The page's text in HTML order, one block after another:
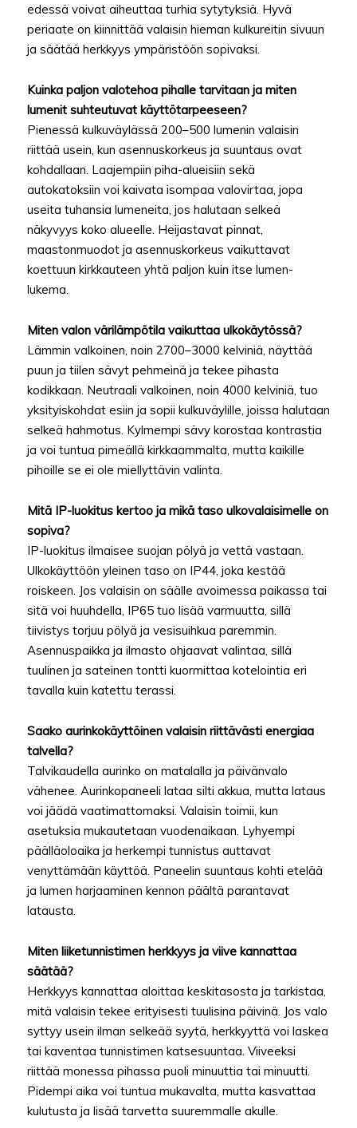
edessä voivat aiheuttaa turhia sytytyksiä. Hyvä
periaate on kiinnittää valaisin hieman kulkureitin sivuun
ja säätää herkkyys ympäristöön sopivaksi.
Kuinka paljon valotehoa pihalle tarvitaan ja miten
lumenit suhteutuvat käyttötarpeeseen?
Pienessä kulkuväylässä 200–500 lumenin valaisin
riittää usein, kun asennuskorkeus ja suuntaus ovat
kohdallaan. Laajempiin piha-alueisiin sekä
autokatoksiin voi kaivata isompaa valovirtaa, jopa
useita tuhansia lumeneita, jos halutaan selkeä
näkyvyys koko alueelle. Heijastavat pinnat,
maastonmuodot ja asennuskorkeus vaikuttavat
koettuun kirkkauteen yhtä paljon kuin itse lumen-
lukema.
Miten valon värilämpötila vaikuttaa ulkokäytössä?
Lämmin valkoinen, noin 2700–3000 kelviniä, näyttää
puun ja tiilen sävyt pehmeinä ja tekee pihasta
kodikkaan. Neutraali valkoinen, noin 4000 kelviniä, tuo
yksityiskohdat esiin ja sopii kulkuväylille, joissa halutaan
selkeä hahmotus. Kylmempi sävy korostaa kontrastia
ja voi tuntua pimeällä kirkkaammalta, mutta kaikille
pihoille se ei ole miellyttävin valinta.
Mitä IP-luokitus kertoo ja mikä taso ulkovalaisimelle on
sopiva?
IP-luokitus ilmaisee suojan pölyä ja vettä vastaan.
Ulkokäyttöön yleinen taso on IP44, joka kestää
roiskeen. Jos valaisin on säälle avoimessa paikassa tai
sitä voi huuhdella, IP65 tuo lisää varmuutta, sillä
tiivistys torjuu pölyä ja vesisuihkua paremmin.
Asennuspaikka ja ilmasto ohjaavat valintaa, sillä
tuulinen ja sateinen tontti kuormittaa kotelointia eri
tavalla kuin katettu terassi.
Saako aurinkokäyttöinen valaisin riittävästi energiaa
talvella?
Talvikaudella aurinko on matalalla ja päivänvalo
vähenee. Aurinkopaneeli lataa silti akkua, mutta lataus
voi jäädä vaatimattomaksi. Valaisin toimii, kun
asetuksia mukautetaan vuodenaikaan. Lyhyempi
päälläoloaika ja herkempi tunnistus auttavat
venyttämään käyttöä. Paneelin suuntaus kohti etelää
ja lumen harjaaminen kennon päältä parantavat
latausta.
Miten liiketunnistimen herkkyys ja viive kannattaa
säätää?
Herkkyys kannattaa aloittaa keskitasosta ja tarkistaa,
mitä valaisin tekee erityisesti tuulisina päivinä. Jos valo
syttyy usein ilman selkeää syytä, herkkyyttä voi laskea
tai kaventaa tunnistimen katsesuuntaa. Viiveeksi
riittää monessa pihassa puoli minuuttia tai minuutti.
Pidempi aika voi tuntua mukavalta, mutta kasvattaa
kulutusta ja lisää tarvetta suuremmalle akulle.